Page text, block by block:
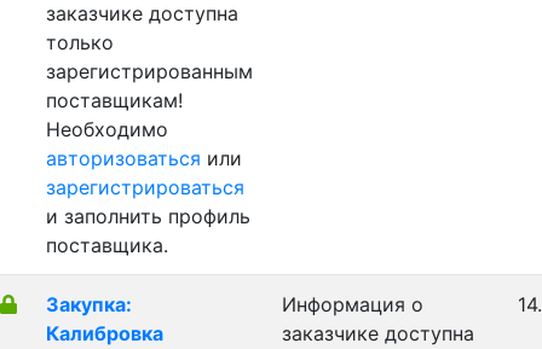
заказчике доступна
только
зарегистрированным
поставщикам!
Необходимо
авторизоваться или
зарегистрироваться
и заполнить профиль
поставщика.
Закупка:
Калибровка
Информация о
заказчике доступна